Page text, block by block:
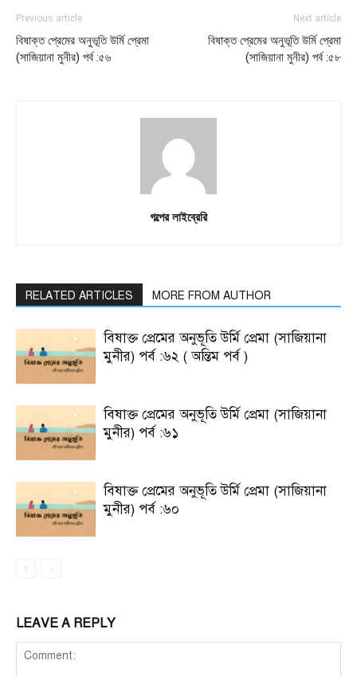
Previous article
বিষাক্ত প্রেমের অনুভূতি উর্মি প্রেমা
(সাজিয়ানা মুনীর) পর্ব :৫৬
Next article
বিষাক্ত প্রেমের অনুভূতি উর্মি প্রেমা
(সাজিয়ানা মুনীর) পর্ব :৫৮
গল্পের লাইব্রেরি
RELATED ARTICLES MORE FROM AUTHOR
বিষাক্ত প্রেমের অনুভূতি উর্মি প্রেমা (সাজিয়ানা
মুনীর) পর্ব :৬২ ( অন্তিম পর্ব )
বিষাক্ত প্রেমের অনুভূতি উর্মি প্রেমা (সাজিয়ানা
মুনীর) পর্ব :৬১
বিষাক্ত প্রেমের অনুভূতি উর্মি প্রেমা (সাজিয়ানা
মুনীর) পর্ব :৬০
LEAVE A REPLY